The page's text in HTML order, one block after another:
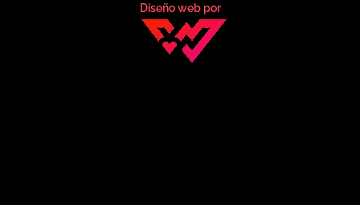
Diseño web por